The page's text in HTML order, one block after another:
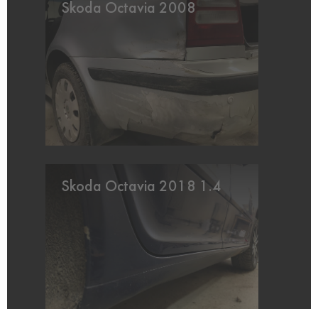
Skoda Octavia 2008
Skoda Octavia 2018 1.4